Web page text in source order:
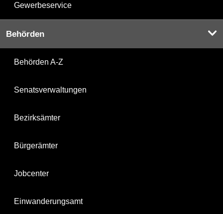
Gewerbeservice
Behörden
Behörden A-Z
Senatsverwaltungen
Bezirksämter
Bürgerämter
Jobcenter
Einwanderungsamt